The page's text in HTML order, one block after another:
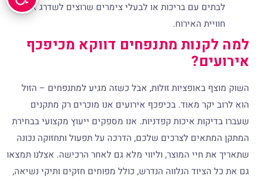
לבתים עם בריכות או לבעלי צימרים שרוצים לשדרג את
חוויית האירוח.
למה לקנות מתנפחים דווקא מכיפכף
אירועים?
השוק מוצף באופציות זולות, אבל כשזה מגיע למתנפחים – הזול
הוא לרוב יקר מאוד. בכיפכף אירועים אנו מוכרים רק מתקנים
שעברו בדיקות איכות קפדניות. אנו מספקים ייעוץ מקצועי בבחירת
המתקן המתאים לצרכים שלכם, הדרכה על תפעול ותחזוקה נכונה
שתאריך את חיי המוצר, וליווי מלא גם לאחר הרכישה. אצלנו תמצאו
גם את כל הציוד הנלווה הנדרש, כולל מפוחים חזקים ותיקי נשיאה,